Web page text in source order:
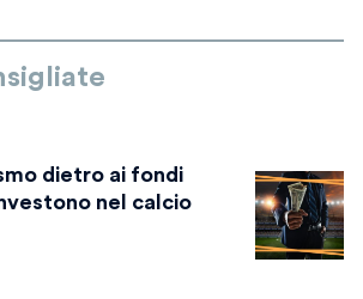
dietro ai fondi
nel calcio